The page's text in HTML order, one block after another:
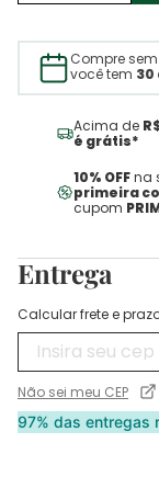
Compre
você tem 30
Acima de
é grátis*
10% OFFna
primeira
cupom
Entrega
Calcular frete e
Não sei meu CEP
97% das entregas